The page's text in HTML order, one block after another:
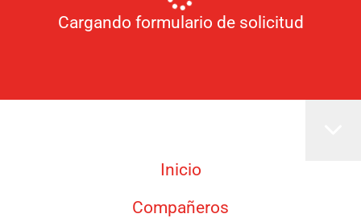
Cargando formulario de solicitud
Inicio
Compañeros